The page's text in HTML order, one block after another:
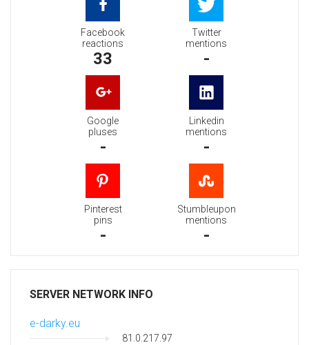
Facebook
reactions
33
Twitter
mentions
-
Google
pluses
-
Linkedin
mentions
-
Pinterest
pins
-
Stumbleupon
mentions
-
SERVER NETWORK INFO
e-darky.eu
81.0.217.97